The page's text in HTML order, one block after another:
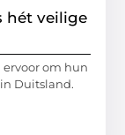
hét veilige
om hun
Duitsland.